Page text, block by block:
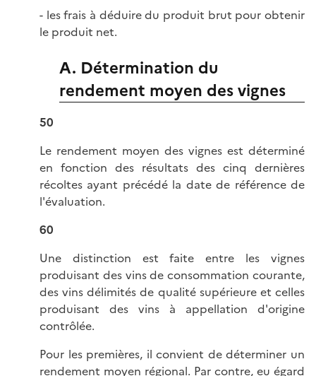
- les frais à déduire du produit brut pour obtenir
le produit net.
A. Détermination du
rendement moyen des vignes
50
Le rendement moyen des vignes est déterminé
en fonction des résultats des cinq dernières
récoltes ayant précédé la date de référence de
l'évaluation.
60
Une distinction est faite entre les vignes
produisant des vins de consommation courante,
des vins délimités de qualité supérieure et celles
produisant des vins à appellation d'origine
contrôlée.
Pour les premières, il convient de déterminer un
rendement moyen régional. Par contre, eu égard